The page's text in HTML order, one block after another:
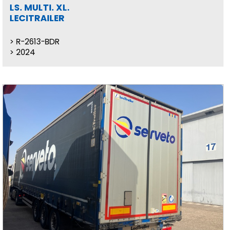
LS. MULTI. XL.
LECITRAILER
R-2613-BDR
2024